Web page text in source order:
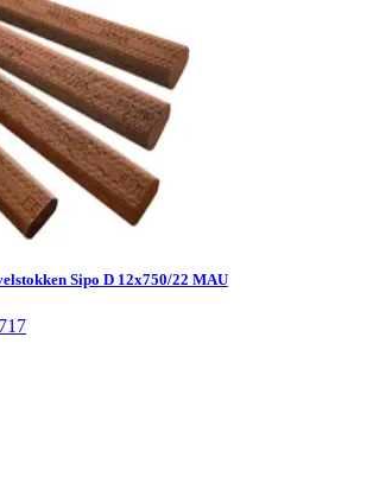
Sipo D 12x750/22 MAU